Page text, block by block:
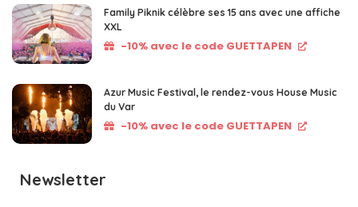
Family Piknik célèbre ses 15 ans avec une affiche
XXL
-10% avec le code GUETTAPEN
Azur Music Festival, le rendez-vous House Music
du Var
-10% avec le code GUETTAPEN
Newsletter